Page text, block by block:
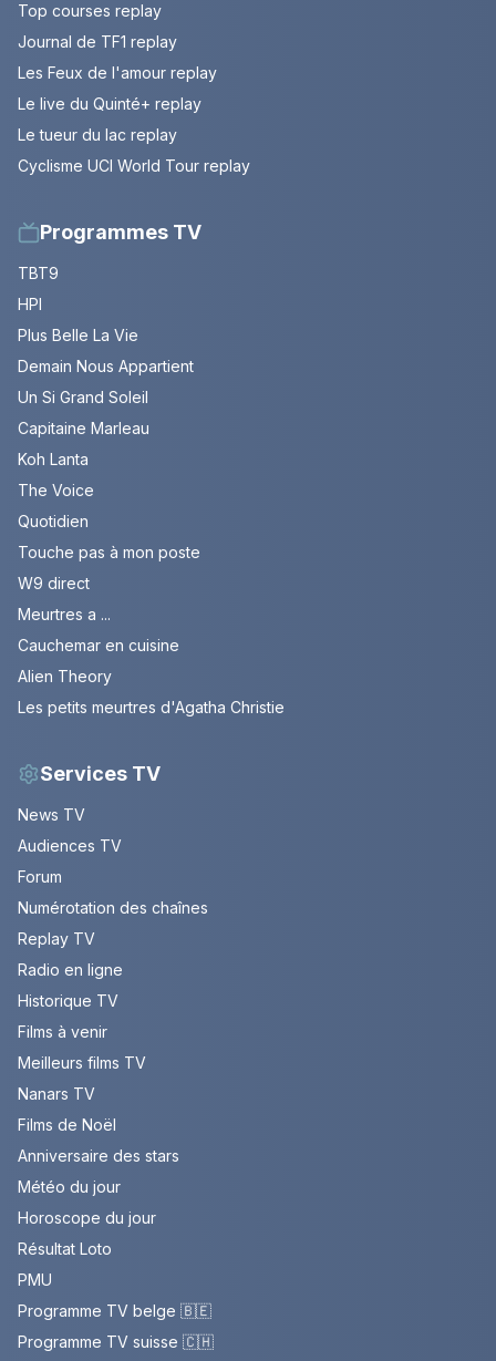
Top courses replay
Journal de TF1 replay
Les Feux de l'amour replay
Le live du Quinté+ replay
Le tueur du lac replay
Cyclisme UCI World Tour replay
Programmes TV
TBT9
HPI
Plus Belle La Vie
Demain Nous Appartient
Un Si Grand Soleil
Capitaine Marleau
Koh Lanta
The Voice
Quotidien
Touche pas à mon poste
W9 direct
Meurtres a ...
Cauchemar en cuisine
Alien Theory
Les petits meurtres d'Agatha Christie
Services TV
News TV
Audiences TV
Forum
Numérotation des chaînes
Replay TV
Radio en ligne
Historique TV
Films à venir
Meilleurs films TV
Nanars TV
Films de Noël
Anniversaire des stars
Météo du jour
Horoscope du jour
Résultat Loto
PMU
Programme TV belge 🇧🇪
Programme TV suisse 🇨🇭